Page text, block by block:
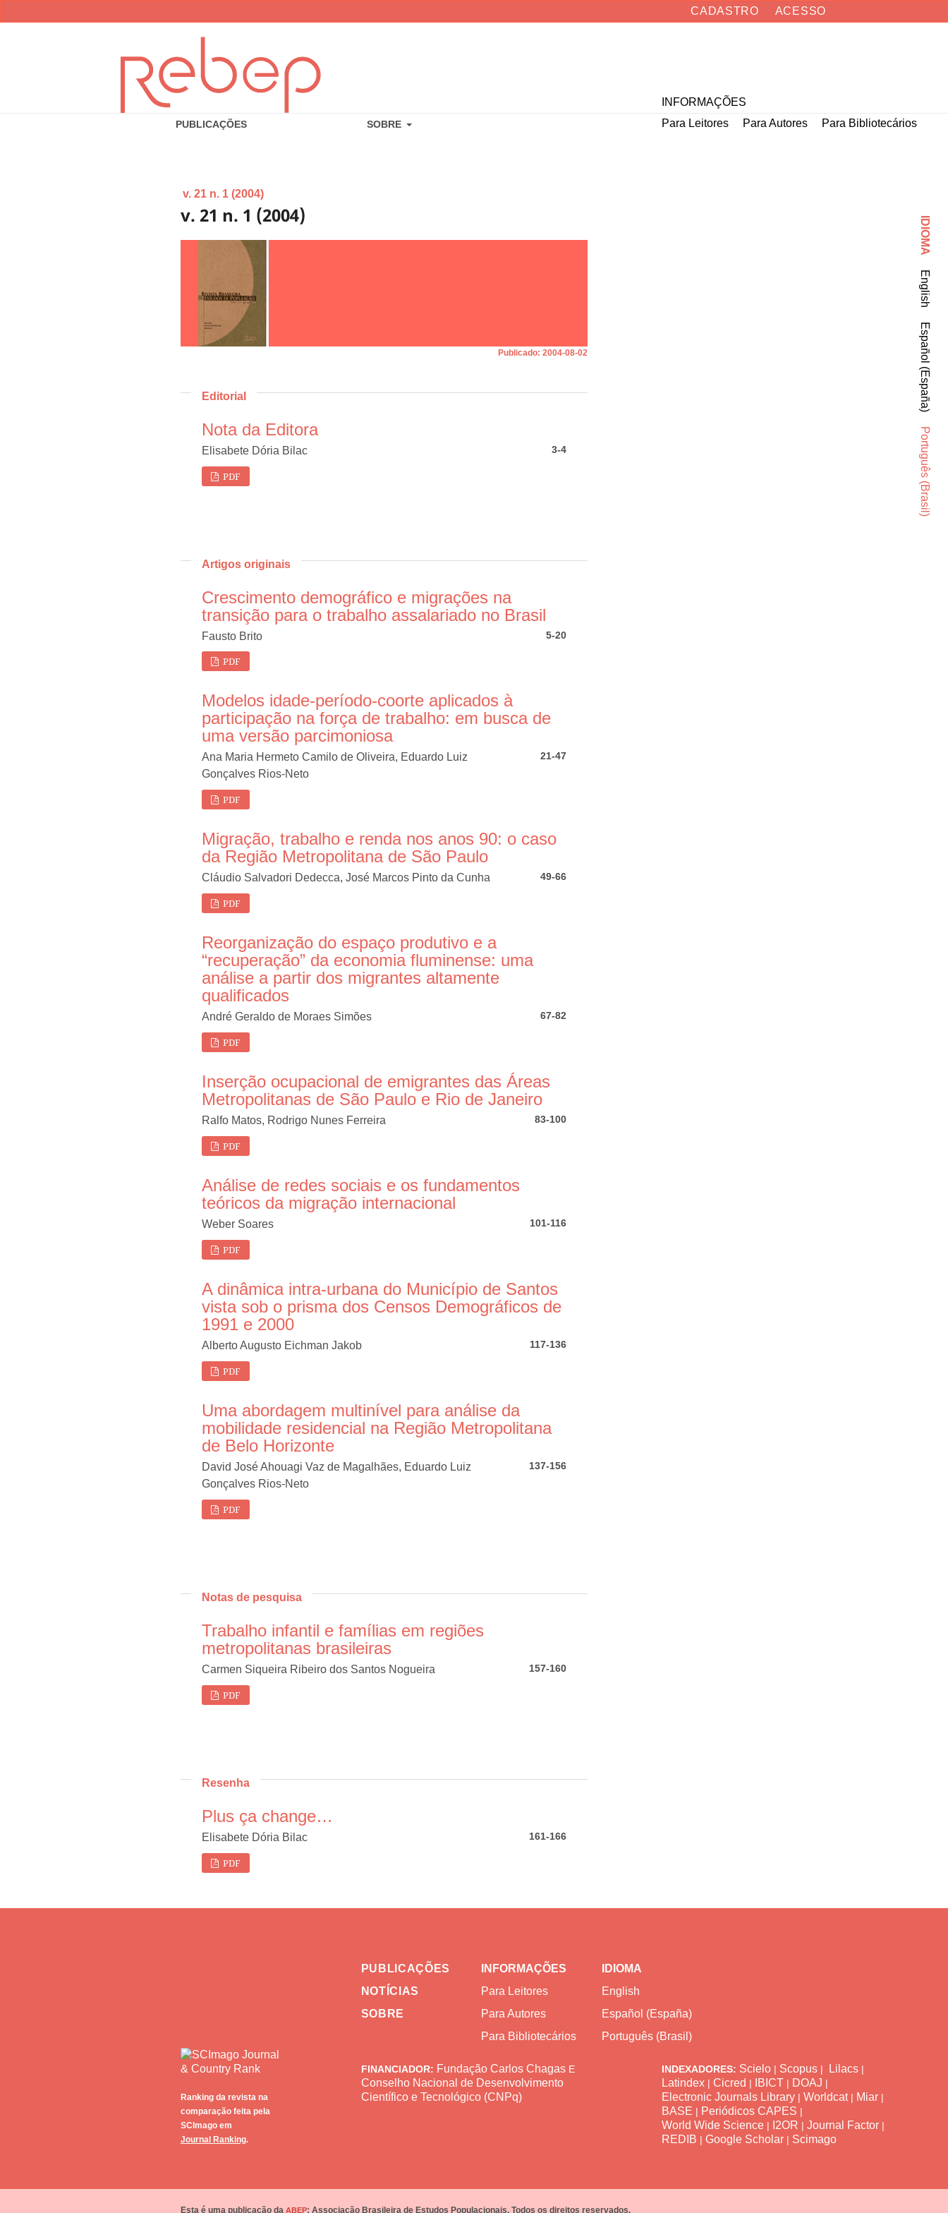
PUBLICAÇÕES SOBRE
CADASTRO ACESSO
v. 21 n. 1 (2004)
v. 21 n. 1 (2004)
Publicado: 2004-08-02
Editorial
Nota da Editora
Elisabete Dória Bilac 3-4
PDF
Artigos originais
Crescimento demográfico e migrações na
transição para o trabalho assalariado no Brasil
Fausto Brito 5-20
PDF
Modelos idade-período-coorte aplicados à
participação na força de trabalho: em busca de
uma versão parcimoniosa
Ana Maria Hermeto Camilo de Oliveira, Eduardo Luiz
Gonçalves Rios-Neto
21-47
PDF
Migração, trabalho e renda nos anos 90: o caso
da Região Metropolitana de São Paulo
Cláudio Salvadori Dedecca, José Marcos Pinto da Cunha 49-66
PDF
Reorganização do espaço produtivo e a
“recuperação” da economia fluminense: uma
análise a partir dos migrantes altamente
qualificados
André Geraldo de Moraes Simões 67-82
PDF
Inserção ocupacional de emigrantes das Áreas
Metropolitanas de São Paulo e Rio de Janeiro
Ralfo Matos, Rodrigo Nunes Ferreira 83-100
PDF
Análise de redes sociais e os fundamentos
teóricos da migração internacional
Weber Soares 101-116
PDF
A dinâmica intra-urbana do Município de Santos
vista sob o prisma dos Censos Demográficos de
1991 e 2000
Alberto Augusto Eichman Jakob 117-136
PDF
Uma abordagem multinível para análise da
mobilidade residencial na Região Metropolitana
de Belo Horizonte
David José Ahouagi Vaz de Magalhães, Eduardo Luiz
Gonçalves Rios-Neto
137-156
PDF
Notas de pesquisa
Trabalho infantil e famílias em regiões
metropolitanas brasileiras
Carmen Siqueira Ribeiro dos Santos Nogueira 157-160
PDF
Resenha
Plus ça change…
Elisabete Dória Bilac 161-166
PDF
IDIOMA
English
Español (España)
Português (Brasil)
INFORMAÇÕES
Para Leitores
Para Autores Para Bibliotecários
Ranking da revista na
comparação feita pela
SCImago em
Journal Ranking.
PUBLICAÇÕES
NOTÍCIAS
SOBRE
INFORMAÇÕES
Para Leitores
Para Autores
Para Bibliotecários
IDIOMA
English
Español (España)
Português (Brasil)
FINANCIADOR: Fundação Carlos ChagasE
Conselho Nacional de Desenvolvimento
Científico e Tecnológico (CNPq)
INDEXADORES: Scielo| Scopus| Lilacs|
Latindex| Cicred | IBICT | DOAJ |
Electronic Journals Library| Worldcat| Miar|
BASE | Periódicos CAPES |
World Wide Science| I2OR | Journal Factor|
REDIB | Google Scholar| Scimago
Esta é uma publicação da ABEP: Associação Brasileira de Estudos Populacionais. Todos os direitos reservados.